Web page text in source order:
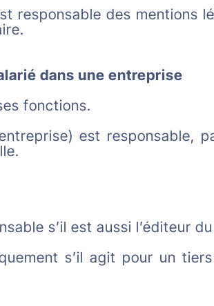
responsable des mentions
dans une entreprise
fonctions.
est responsable,
s’il est aussi l’éditeur
s’il agit pour un